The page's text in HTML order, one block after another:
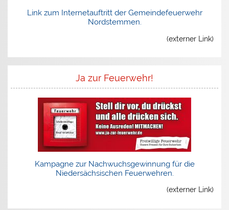
Link zum Internetauftritt der Gemeindefeuerwehr
Nordstemmen.
(externer Link)
Ja zur Feuerwehr!
Kampagne zur Nachwuchsgewinnung für die
Niedersächsischen Feuerwehren.
(externer Link)